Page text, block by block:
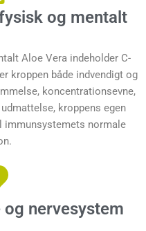
og mentalt
Aloe Vera indeholder C-
kroppen både indvendigt og
koncentrationsevne,
kroppens egen
immunsystemets normale
nervesystem